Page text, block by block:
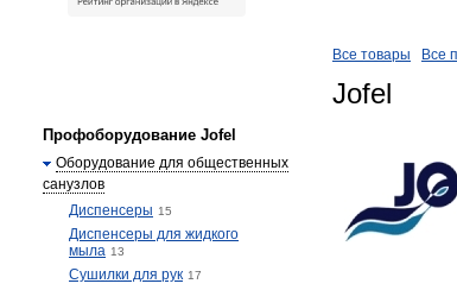
Все товары Все
Jofel
Профоборудование Jofel
Оборудование для общественных
санузлов
Диспенсеры 15
Диспенсеры для жидкого
мыла 13
Сушилки для рук 17